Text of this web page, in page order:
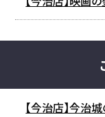
【今治店】今治